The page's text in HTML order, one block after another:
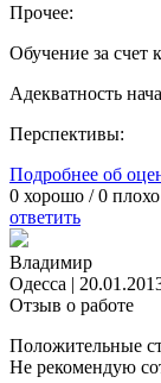
Прочее:
Обучение за счет
Адекватность
Перспективы:
Подробнее об
0 хорошо /0 плохо
ответить
Владимир
Одесса |
Отзыв о работе
Положительные
Не рекомендую